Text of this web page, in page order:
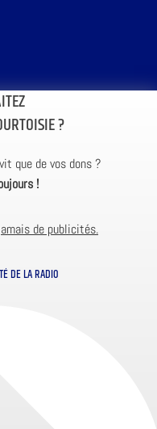
?
que de vos dons ?
!
de publicités.
DE LA RADIO